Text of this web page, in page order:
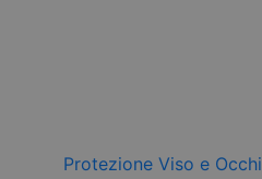
Protezione Viso e Occhi